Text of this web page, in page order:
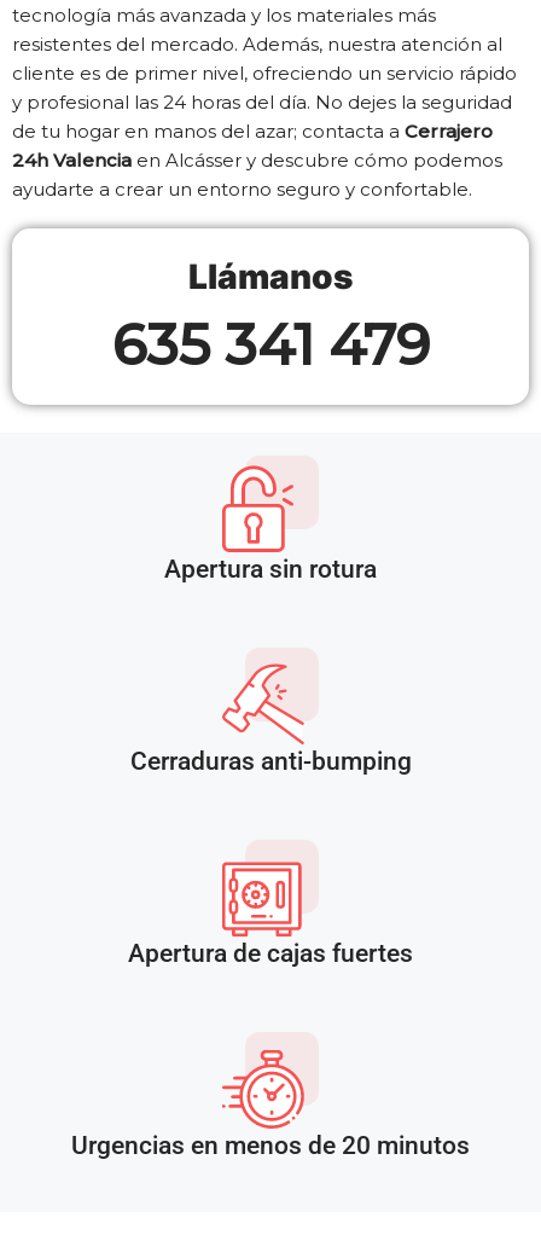
tecnología más avanzada y los materiales más
resistentes del mercado. Además, nuestra atención al
cliente es de primer nivel, ofreciendo un servicio rápido
y profesional las 24 horas del día. No dejes la seguridad
de tu hogar en manos del azar; contacta a Cerrajero
24h Valencia en Alcásser y descubre cómo podemos
ayudarte a crear un entorno seguro y confortable.
Llámanos
635 341 479
Apertura sin rotura
Cerraduras anti-bumping
Apertura de cajas fuertes
Urgencias en menos de 20 minutos